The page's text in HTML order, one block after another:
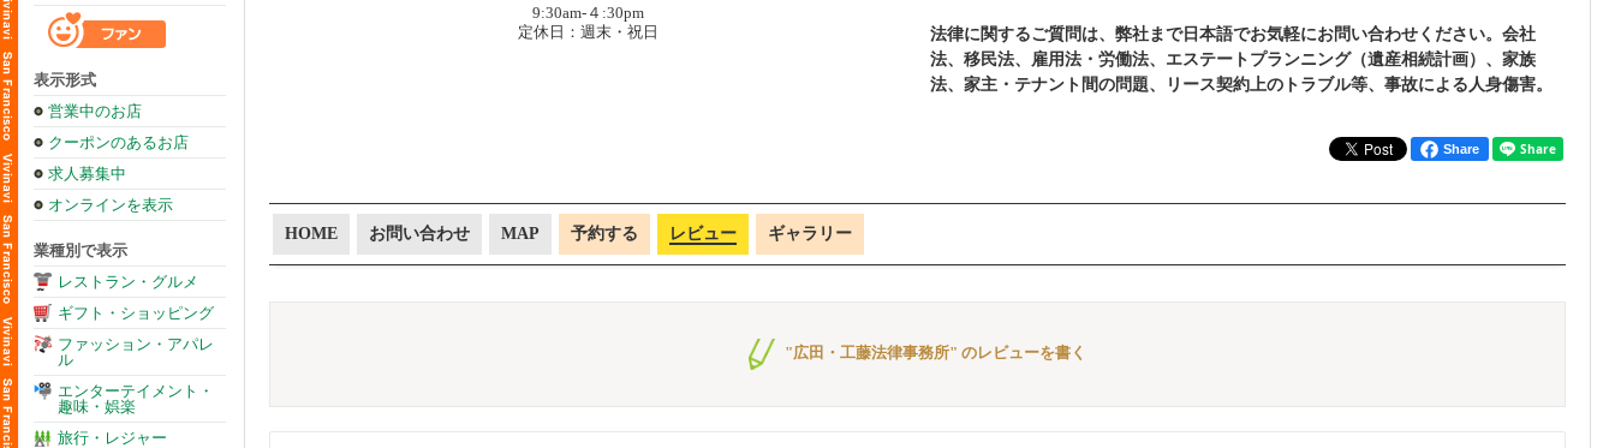
表示形式
営業中のお店
クーポンのあるお店
求人募集中
オンラインを表示
業種別で表示
レストラン・グルメ
ギフト・ショッピング
ファッション・アパレ
ル
エンターテイメント・
趣味・娯楽
旅行・レジャー
9:30am-４:30pm
定休日：週末・祝日
法律に関するご質問は、弊社まで日本語でお気軽にお問い合わせください。会社
法、移民法、雇用法・労働法、エステートプランニング（遺産相続計画）、家族
法、家主・テナント間の問題、リース契約上のトラブル等、事故による人身傷害。
Share
HOME お問い合わせ MAP 予約する レビュー ギャラリー
"広田・工藤法律事務所" のレビューを書く